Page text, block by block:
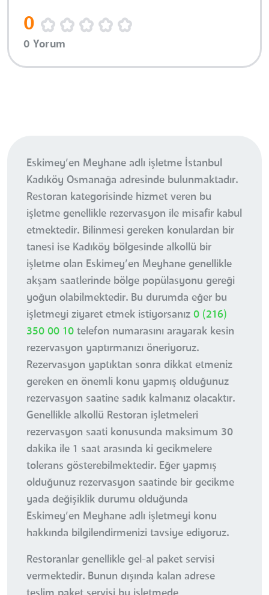
0
0 Yorum
Eskimey’en Meyhane adlı işletme İstanbul
Kadıköy Osmanağa adresinde bulunmaktadır.
Restoran kategorisinde hizmet veren bu
işletme genellikle rezervasyon ile misafir kabul
etmektedir. Bilinmesi gereken konulardan bir
tanesi ise Kadıköy bölgesinde alkollü bir
işletme olan Eskimey’en Meyhane genellikle
akşam saatlerinde bölge popülasyonu gereği
yoğun olabilmektedir. Bu durumda eğer bu
işletmeyi ziyaret etmek istiyorsanız 0 (216)
350 00 10 telefon numarasını arayarak kesin
rezervasyon yaptırmanızı öneriyoruz.
Rezervasyon yaptıktan sonra dikkat etmeniz
gereken en önemli konu yapmış olduğunuz
rezervasyon saatine sadık kalmanız olacaktır.
Genellikle alkollü Restoran işletmeleri
rezervasyon saati konusunda maksimum 30
dakika ile 1 saat arasında ki gecikmelere
tolerans gösterebilmektedir. Eğer yapmış
olduğunuz rezervasyon saatinde bir gecikme
yada değişiklik durumu olduğunda
Eskimey’en Meyhane adlı işletmeyi konu
hakkında bilgilendirmenizi tavsiye ediyoruz.
Restoranlar genellikle gel-al paket servisi
vermektedir. Bunun dışında kalan adrese